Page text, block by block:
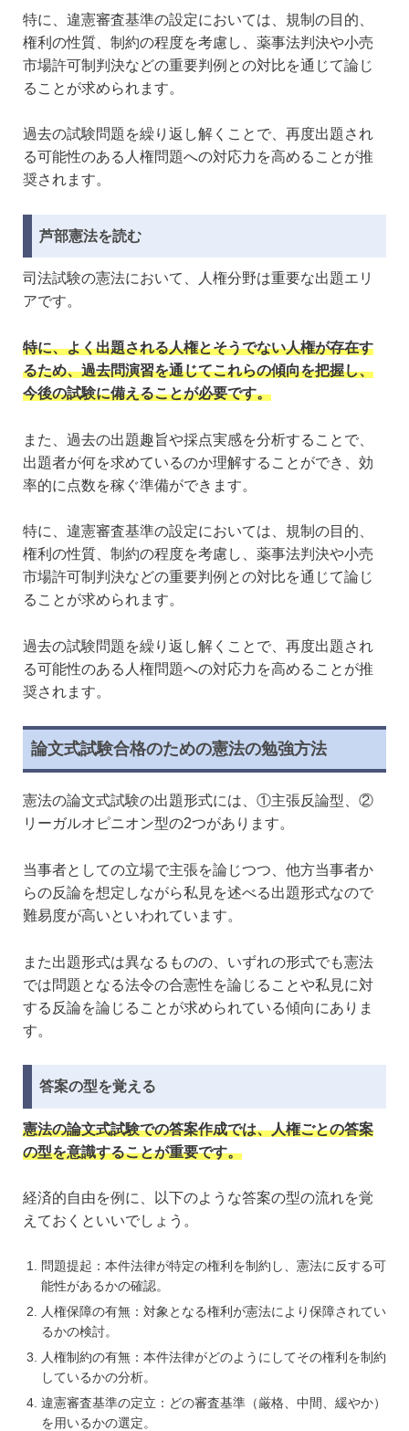
特に、違憲審査基準の設定においては、規制の目的、
権利の性質、制約の程度を考慮し、薬事法判決や小売
市場許可制判決などの重要判例との対比を通じて論じ
ることが求められます。
過去の試験問題を繰り返し解くことで、再度出題され
る可能性のある人権問題への対応力を高めることが推
奨されます。
芦部憲法を読む
司法試験の憲法において、人権分野は重要な出題エリ
アです。
特に、よく出題される人権とそうでない人権が存在す
るため、過去問演習を通じてこれらの傾向を把握し、
今後の試験に備えることが必要です。
また、過去の出題趣旨や採点実感を分析することで、
出題者が何を求めているのか理解することができ、効
率的に点数を稼ぐ準備ができます。
特に、違憲審査基準の設定においては、規制の目的、
権利の性質、制約の程度を考慮し、薬事法判決や小売
市場許可制判決などの重要判例との対比を通じて論じ
ることが求められます。
過去の試験問題を繰り返し解くことで、再度出題され
る可能性のある人権問題への対応力を高めることが推
奨されます。
論文式試験合格のための憲法の勉強方法
憲法の論文式試験の出題形式には、①主張反論型、②
リーガルオピニオン型の2つがあります。
当事者としての立場で主張を論じつつ、他方当事者か
らの反論を想定しながら私見を述べる出題形式なので
難易度が高いといわれています。
また出題形式は異なるものの、いずれの形式でも憲法
では問題となる法令の合憲性を論じることや私見に対
する反論を論じることが求められている傾向にありま
す。
答案の型を覚える
憲法の論文式試験での答案作成では、人権ごとの答案
の型を意識することが重要です。
経済的自由を例に、以下のような答案の型の流れを覚
えておくといいでしょう。
問題提起：本件法律が特定の権利を制約し、憲法に反する可
能性があるかの確認。
人権保障の有無：対象となる権利が憲法により保障されてい
るかの検討。
人権制約の有無：本件法律がどのようにしてその権利を制約
しているかの分析。
違憲審査基準の定立：どの審査基準（厳格、中間、緩やか）
を用いるかの選定。